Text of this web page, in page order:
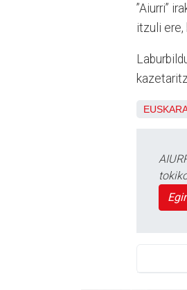
”Aiurri”
itzuli ere,
EUSKARA